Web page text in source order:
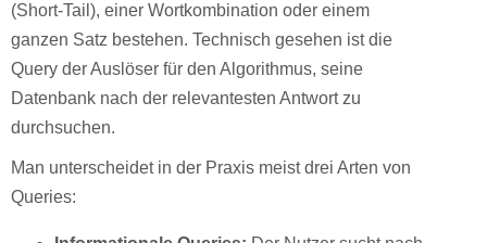
(Short-Tail), einer Wortkombination oder einem
ganzen Satz bestehen. Technisch gesehen ist die
Query der Auslöser für den Algorithmus, seine
Datenbank nach der relevantesten Antwort zu
durchsuchen.
Man unterscheidet in der Praxis meist drei Arten von
Queries: